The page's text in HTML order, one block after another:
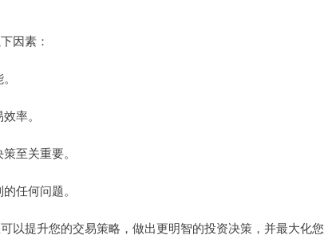
因素：
率。
至关重要。
任何问题。
以提升您的交易策略，做出更明智的投资决策，并最大化您